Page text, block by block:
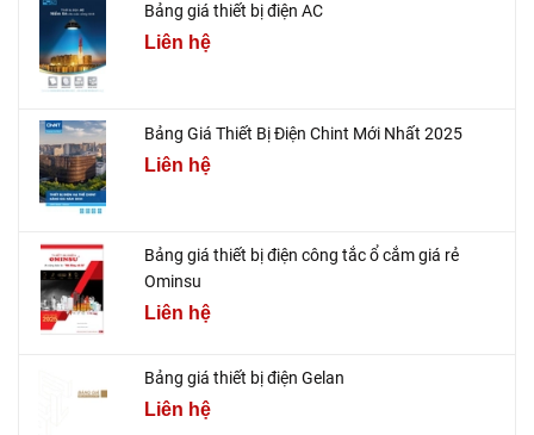
Bảng giá thiết bị điện AC
Liên hệ
Bảng Giá Thiết Bị Điện Chint Mới Nhất 2025
Liên hệ
Bảng giá thiết bị điện công tắc ổ cắm giá rẻ
Ominsu
Liên hệ
Bảng giá thiết bị điện Gelan
Liên hệ